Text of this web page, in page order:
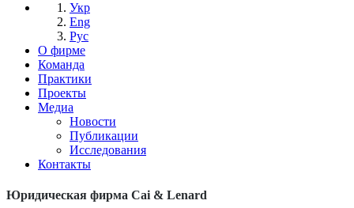
Укр
Eng
Рус
О фирме
Команда
Практики
Проекты
Медиа
Новости
Публикации
Исследования
Контакты
Юридическая фирма Cai & Lenard